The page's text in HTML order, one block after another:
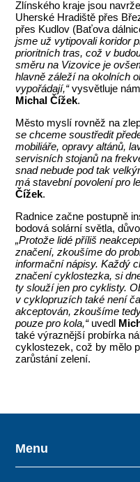
Zlínského kraje jsou
Uherské Hradiště přes
přes Kudlov (Baťova
jsme už vytipovali koridor
prioritních tras, což v
směru na Vizovice je
hlavně záleží na okolních
vypořádají,“vysvětluje
Michal Čížek.
Město myslí rovněž na
se chceme soustředit
mobiliáře, opravy altánů,
servisních stojanů na
snad nebude pod tak
má stavební povolení pro
Čížek.
Radnice začne postupně
bodová solární světla,
„Protože lidé příliš
značení, zkoušíme do
informační nápisy. Každý
značení cyklostezka, si
ty slouží jen pro cyklisty.
v cyklopruzích také není
akceptován, zkoušíme
pouze pro kola,“uvedl
také výraznější probírka
cyklostezek, což by mělo
zarůstání zelení.
Menu